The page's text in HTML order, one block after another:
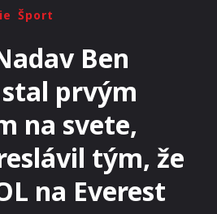
Šport
Ben
stal prvým
na svete,
tým, že
na Everest